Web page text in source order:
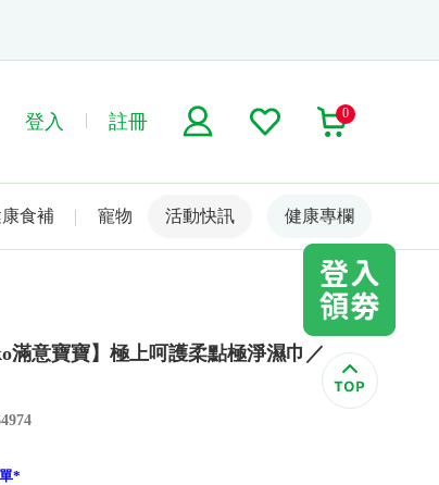
登入 註冊 0
食補 寵物 名人嚴選
活動快訊 健康專欄
滿意寶寶】極上呵護柔點極淨濕巾／
*